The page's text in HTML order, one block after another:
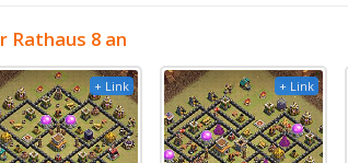
Rathaus 8 an
+ Link + Link